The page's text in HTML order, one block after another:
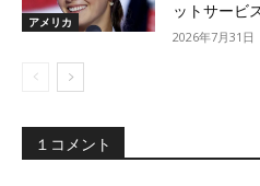
アメリカ
ットサービ
2026年7月31日
１コメント